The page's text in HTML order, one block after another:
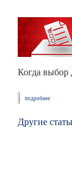
Когда выбор
подробнее
Другие